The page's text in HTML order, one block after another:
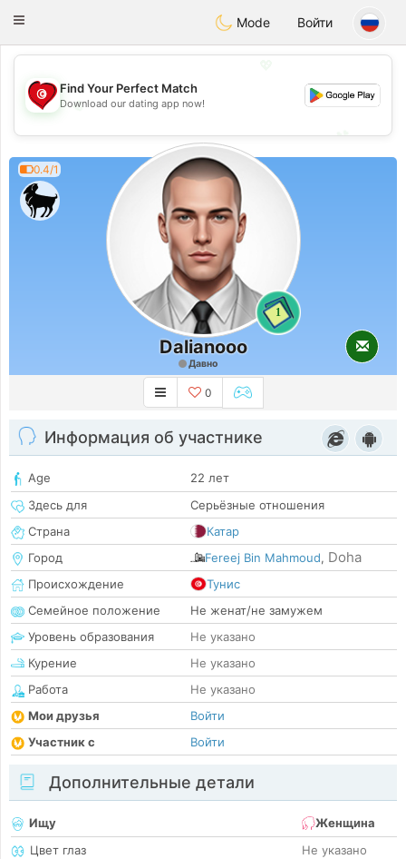
Tunisia Dating
Toggle
Mode Войти
💖
💕
💕
Find Your Perfect Match
Download our dating app now!
0.4/1
1
Dalianooo
Давно
0
Информация об участнике
Age
22 лет
Здесь для
Серьёзные отношения
Страна
Катар
Город
Fereej Bin Mahmoud, Doha
Происхождение
Тунис
Семейное положение
Не женат/не замужем
Уровень образования
Не указано
Курение
Не указано
Работа
Не указано
Мои друзья
Войти
Участник с
Войти
Дополнительные детали
Ищу
Женщина
Цвет глаз
Не указано